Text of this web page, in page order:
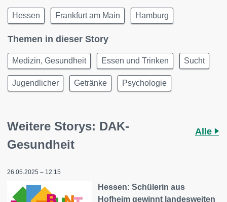
Hessen Frankfurt am Main Hamburg
Themen in dieser Story
Medizin, Gesundheit Essen und Trinken Sucht
Jugendlicher Getränke Psychologie
Weitere Storys: DAK-
Gesundheit
Alle
26.05.2025 – 12:15
Hessen: Schülerin aus
Hofheim gewinnt landesweiten